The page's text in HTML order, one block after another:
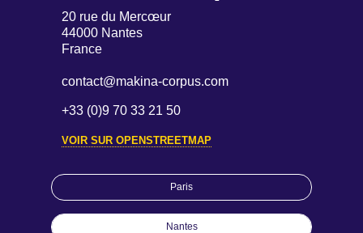
Paris
Nantes
20 rue du Mercœur
44000 Nantes
France
contact@makina-corpus.com
+33 (0)9 70 33 21 50
VOIR SUR OPENSTREETMAP